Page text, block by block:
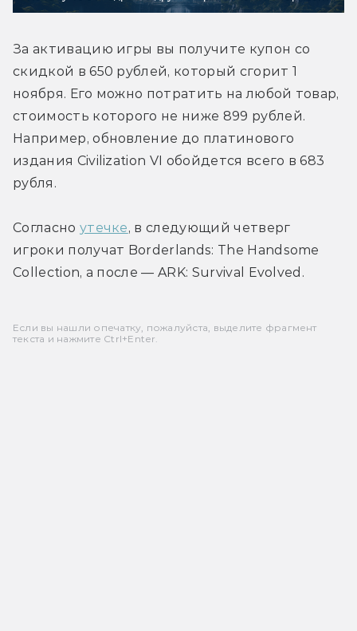
За активацию игры вы получите купон со
скидкой в 650 рублей, который сгорит 1
ноября. Его можно потратить на любой товар,
стоимость которого не ниже 899 рублей.
Например, обновление до платинового
издания Civilization VI обойдется всего в 683
рубля.
Согласно утечке, в следующий четверг
игроки получат Borderlands: The Handsome
Collection, а после — ARK: Survival Evolved.
Если вы нашли опечатку, пожалуйста, выделите фрагмент
текста и нажмите Ctrl+Enter.